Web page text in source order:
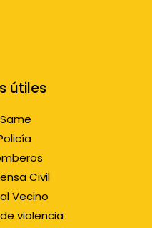
útiles
Civil
Vecino
violencia